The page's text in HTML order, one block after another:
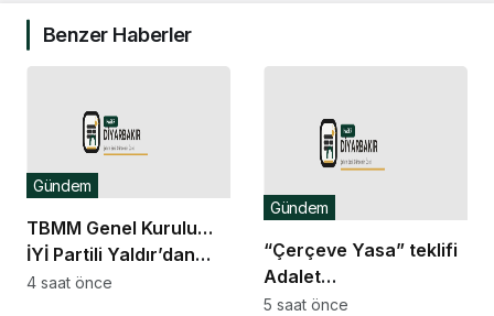
Benzer Haberler
TBMM Genel Kurulu…
İYİ Partili Yaldır’dan
“Islah olmayan failler
Gündem
4 saat önce
“Çerçeve Yasa” teklifi
Adalet
Komisyonu’nda… İYİ
Gündem
5 saat önce